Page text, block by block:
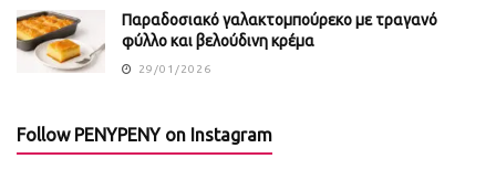
Παραδοσιακό γαλακτομπούρεκο με τραγανό
φύλλο και βελούδινη κρέμα
29/01/2026
Follow PENYPENY on Instagram